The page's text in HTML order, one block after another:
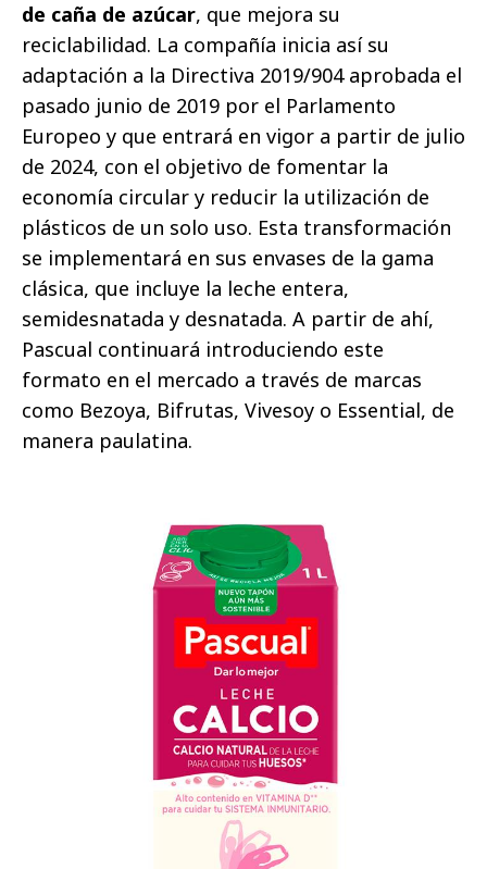
de caña de azúcar, que mejora su
reciclabilidad. La compañía inicia así su
adaptación a la Directiva 2019/904 aprobada el
pasado junio de 2019 por el Parlamento
Europeo y que entrará en vigor a partir de julio
de 2024, con el objetivo de fomentar la
economía circular y reducir la utilización de
plásticos de un solo uso. Esta transformación
se implementará en sus envases de la gama
clásica, que incluye la leche entera,
semidesnatada y desnatada. A partir de ahí,
Pascual continuará introduciendo este
formato en el mercado a través de marcas
como Bezoya, Bifrutas, Vivesoy o Essential, de
manera paulatina.